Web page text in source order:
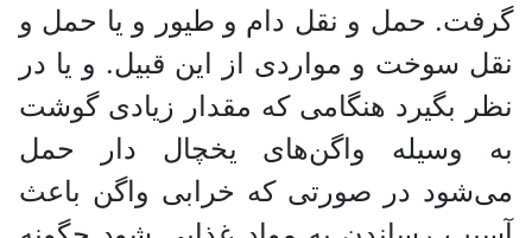
گرفت. حمل و نقل دام و طیور و یا حمل و
نقل سوخت و مواردی از این قبیل. و یا در
نظر بگیرد هنگامی که مقدار زیادی گوشت
به وسیله واگن‌های یخچال دار حمل
می‌شود در صورتی که خرابی واگن باعث